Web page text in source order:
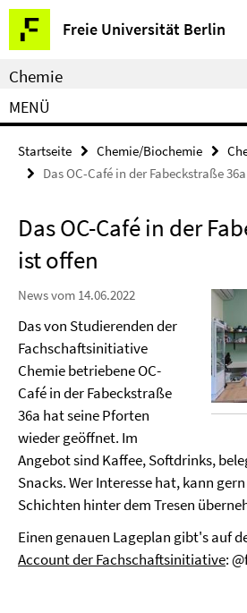
Springe
direkt
zu
Inhalt
Freie Universität Berlin
Service-
Navigation
Chemie
MENÜ
Startseite Chemie/Biochemie
Das OC-Café in der Fabeckstraße
Das OC-Café in der
ist offen
News vom 14.06.2022
Das von Studierenden der
Fachschaftsinitiative
Chemie betriebene OC-
Café in der Fabeckstraße
36a hat seine Pforten
wieder geöffnet. Im
Angebot sind Kaffee, Softdrinks,
Snacks. Wer Interesse hat, kann
Schichten hinter dem Tresen
Einen genauen Lageplan gibt's auf
Account der Fachschaftsinitiative: